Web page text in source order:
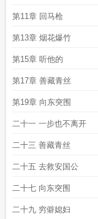
第11章 回马枪
第13章 烟花爆竹
第15章 听他的
第17章 善藏青丝
第19章 向东突围
二十一 一步也不离开
二十三 善藏青丝
二十五 去救安国公
二十七 向东突围
二十九 穷僻媳妇